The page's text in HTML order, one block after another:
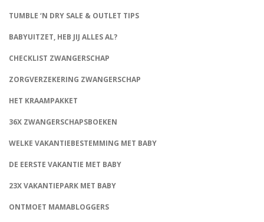
TUMBLE ‘N DRY SALE & OUTLET TIPS
BABYUITZET, HEB JIJ ALLES AL?
CHECKLIST ZWANGERSCHAP
ZORGVERZEKERING ZWANGERSCHAP
HET KRAAMPAKKET
36X ZWANGERSCHAPSBOEKEN
WELKE VAKANTIEBESTEMMING MET BABY
DE EERSTE VAKANTIE MET BABY
23X VAKANTIEPARK MET BABY
ONTMOET MAMABLOGGERS